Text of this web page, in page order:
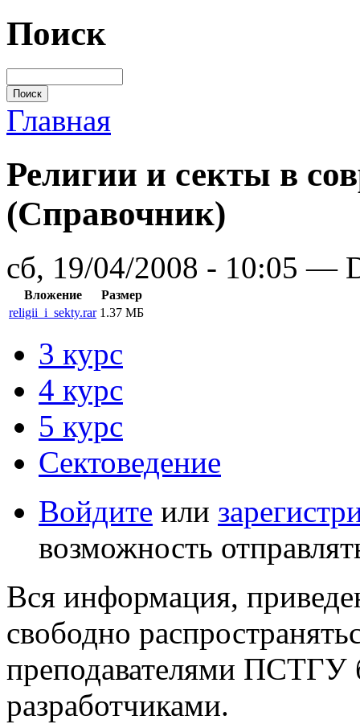
Поиск
Главная
Религии и секты в
(Справочник)
сб, 19/04/2008 - 10:05 —
Вложение
Размер
religii_i_sekty.rar 1.37 МБ
3 курс
4 курс
5 курс
Сектоведение
Войдите или
возможность
Вся информация,
свободно
преподавателями ПСТГУ
разработчиками.